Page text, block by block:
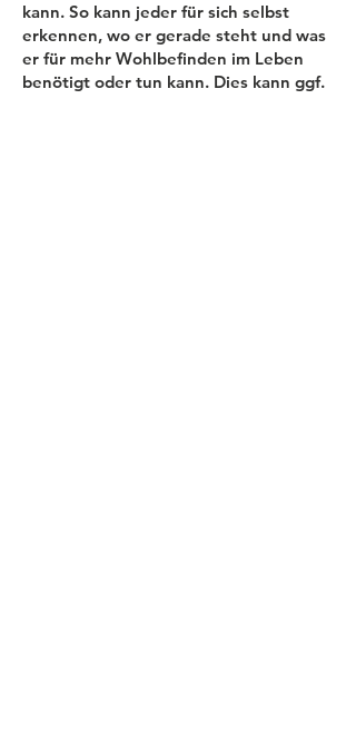
kann. So kann jeder für sich selbst
erkennen, wo er gerade steht und was
er für mehr Wohlbefinden im Leben
benötigt oder tun kann. Dies kann ggf.